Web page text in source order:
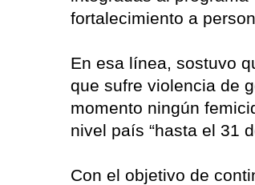
fortalecimiento a
En esa línea, sostuvo
que sufre violencia de
momento ningún
nivel país “hasta el 31
Con el objetivo de